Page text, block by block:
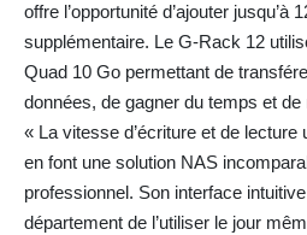
offre l’opportunité d’ajouter jusqu’à
supplémentaire. Le G-Rack 12
Quad 10 Go permettant de
données, de gagner du temps et
« La vitesse d’écriture et de
en font une solution NAS
professionnel. Son interface
département de l’utiliser le jour